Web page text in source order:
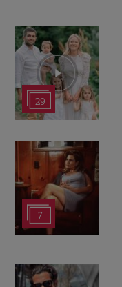
29
7